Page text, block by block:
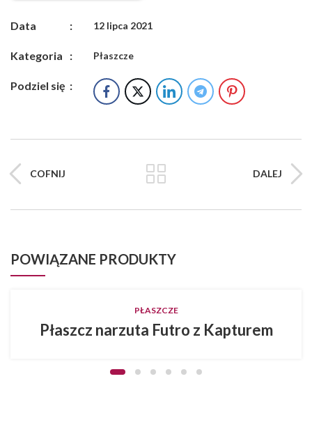
Data : 12 lipca 2021
Kategoria : Płaszcze
Podziel się :
COFNIJ DALEJ
POWIĄZANE PRODUKTY
PŁASZCZE
Płaszcz narzuta Futro z Kapturem